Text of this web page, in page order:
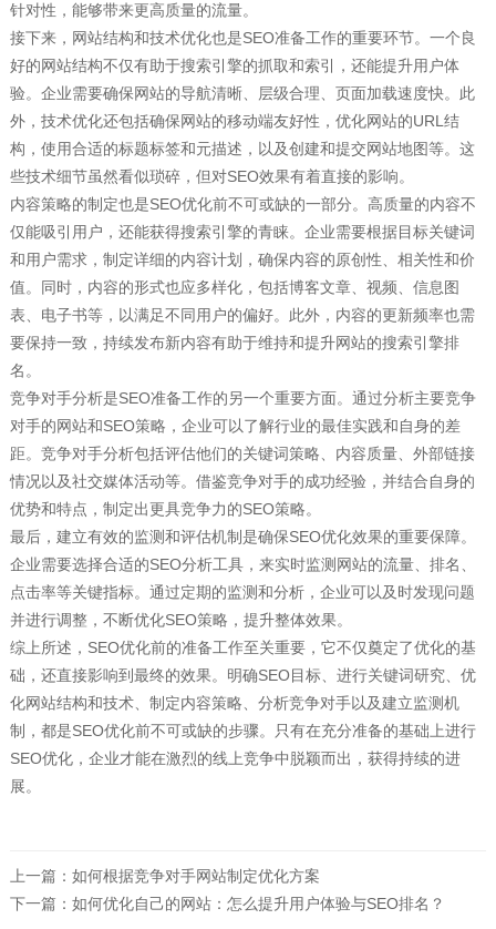
针对性，能够带来更高质量的流量。
接下来，网站结构和技术优化也是SEO准备工作的重要环节。一个良
好的网站结构不仅有助于搜索引擎的抓取和索引，还能提升用户体
验。企业需要确保网站的导航清晰、层级合理、页面加载速度快。此
外，技术优化还包括确保网站的移动端友好性，优化网站的URL结
构，使用合适的标题标签和元描述，以及创建和提交网站地图等。这
些技术细节虽然看似琐碎，但对SEO效果有着直接的影响。
内容策略的制定也是SEO优化前不可或缺的一部分。高质量的内容不
仅能吸引用户，还能获得搜索引擎的青睐。企业需要根据目标关键词
和用户需求，制定详细的内容计划，确保内容的原创性、相关性和价
值。同时，内容的形式也应多样化，包括博客文章、视频、信息图
表、电子书等，以满足不同用户的偏好。此外，内容的更新频率也需
要保持一致，持续发布新内容有助于维持和提升网站的搜索引擎排
名。
竞争对手分析是SEO准备工作的另一个重要方面。通过分析主要竞争
对手的网站和SEO策略，企业可以了解行业的最佳实践和自身的差
距。竞争对手分析包括评估他们的关键词策略、内容质量、外部链接
情况以及社交媒体活动等。借鉴竞争对手的成功经验，并结合自身的
优势和特点，制定出更具竞争力的SEO策略。
最后，建立有效的监测和评估机制是确保SEO优化效果的重要保障。
企业需要选择合适的SEO分析工具，来实时监测网站的流量、排名、
点击率等关键指标。通过定期的监测和分析，企业可以及时发现问题
并进行调整，不断优化SEO策略，提升整体效果。
综上所述，SEO优化前的准备工作至关重要，它不仅奠定了优化的基
础，还直接影响到最终的效果。明确SEO目标、进行关键词研究、优
化网站结构和技术、制定内容策略、分析竞争对手以及建立监测机
制，都是SEO优化前不可或缺的步骤。只有在充分准备的基础上进行
SEO优化，企业才能在激烈的线上竞争中脱颖而出，获得持续的进
展。
上一篇： 如何根据竞争对手网站制定优化方案
下一篇： 如何优化自己的网站：怎么提升用户体验与SEO排名？